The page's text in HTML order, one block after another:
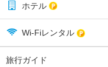
ホテル
Wi-Fiレンタル
旅行ガイド